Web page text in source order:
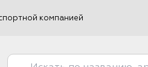
компанией